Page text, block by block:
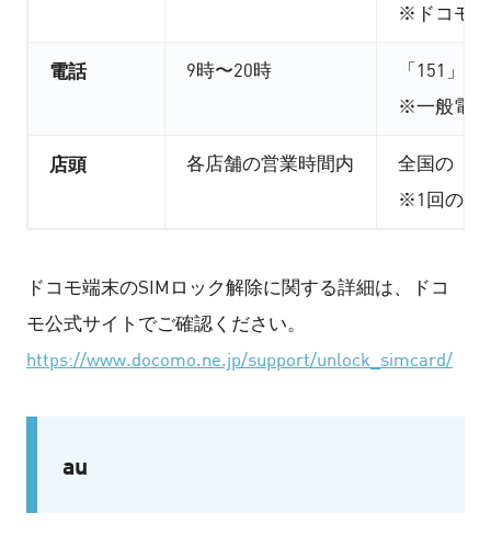
※ドコモ
電話 9時〜20時
「151」
※一般電
店頭 各店舗の営業時間内 全国の「
※1回の受
ドコモ端末のSIMロック解除に関する詳細は、ドコ
モ公式サイトでご確認ください。
https://www.docomo.ne.jp/support/unlock_simcard/
au